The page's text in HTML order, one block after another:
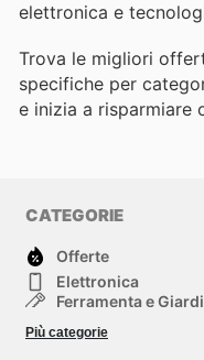
elettronica e
Trova le migliori
specifiche per
e inizia a risparmiare
CATEGORIE
Offerte
Elettronica
Ferramenta e
Bambini e Neonati
Più categorie